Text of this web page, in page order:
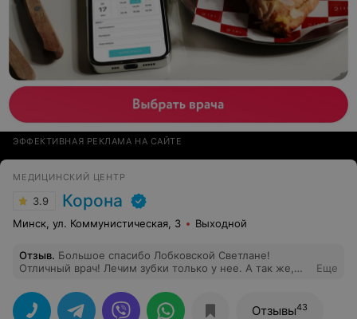
ЭФФЕКТИВНАЯ РЕКЛАМА НА САЙТЕ
МЕДИЦИНСКИЙ ЦЕНТР
3.9 Корона
Минск, ул. Коммунистическая, 3 Выходной
Отзыв. Большое спасибо Лобковской Светлане!
Отличный врач! Лечим зубки только у нее. А так же,
вежливые.
Еще
Отзывы43